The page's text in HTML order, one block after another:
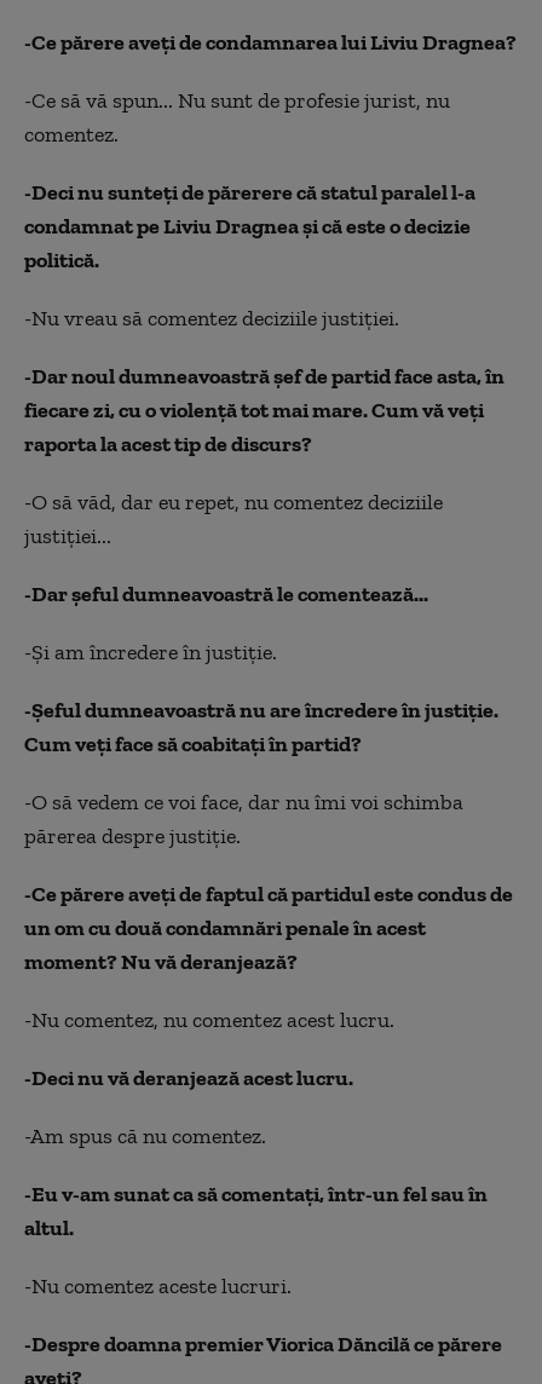
-Ce părere aveţi de condamnarea lui Liviu Dragnea?
-Ce să vă spun... Nu sunt de profesie jurist, nu
comentez.
-Deci nu sunteţi de părerere că statul paralel l-a
condamnat pe Liviu Dragnea şi că este o decizie
politică.
-Nu vreau să comentez deciziile justiţiei.
-Dar noul dumneavoastră şef de partid face asta, în
fiecare zi, cu o violenţă tot mai mare. Cum vă veţi
raporta la acest tip de discurs?
-O să văd, dar eu repet, nu comentez deciziile
justiţiei...
-Dar şeful dumneavoastră le comentează...
-Şi am încredere în justiţie.
-Şeful dumneavoastră nu are încredere în justiţie.
Cum veţi face să coabitaţi în partid?
-O să vedem ce voi face, dar nu îmi voi schimba
părerea despre justiţie.
-Ce părere aveţi de faptul că partidul este condus de
un om cu două condamnări penale în acest
moment? Nu vă deranjează?
-Nu comentez, nu comentez acest lucru.
-Deci nu vă deranjează acest lucru.
-Am spus că nu comentez.
-Eu v-am sunat ca să comentaţi, într-un fel sau în
altul.
-Nu comentez aceste lucruri.
-Despre doamna premier Viorica Dăncilă ce părere
aveţi?